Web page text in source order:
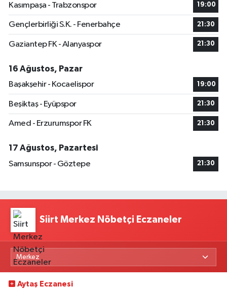
Kasımpaşa - Trabzonspor 19:00
Gençlerbirliği S.K. - Fenerbahçe 21:30
Gaziantep FK - Alanyaspor 21:30
16 Ağustos, Pazar
Başakşehir - Kocaelispor
19:00
Beşiktaş - Eyüpspor 21:30
Amed - Erzurumspor FK 21:30
17 Ağustos, Pazartesi
Samsunspor - Göztepe
21:30
Siirt Merkez Nöbetçi Eczaneler
Aytaş Eczanesi